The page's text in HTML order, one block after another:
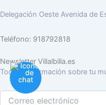
Delegación Oeste Avenida de
Teléfono: 918792818
Newsletter Villalbilla.es
Toda la información sobre tu